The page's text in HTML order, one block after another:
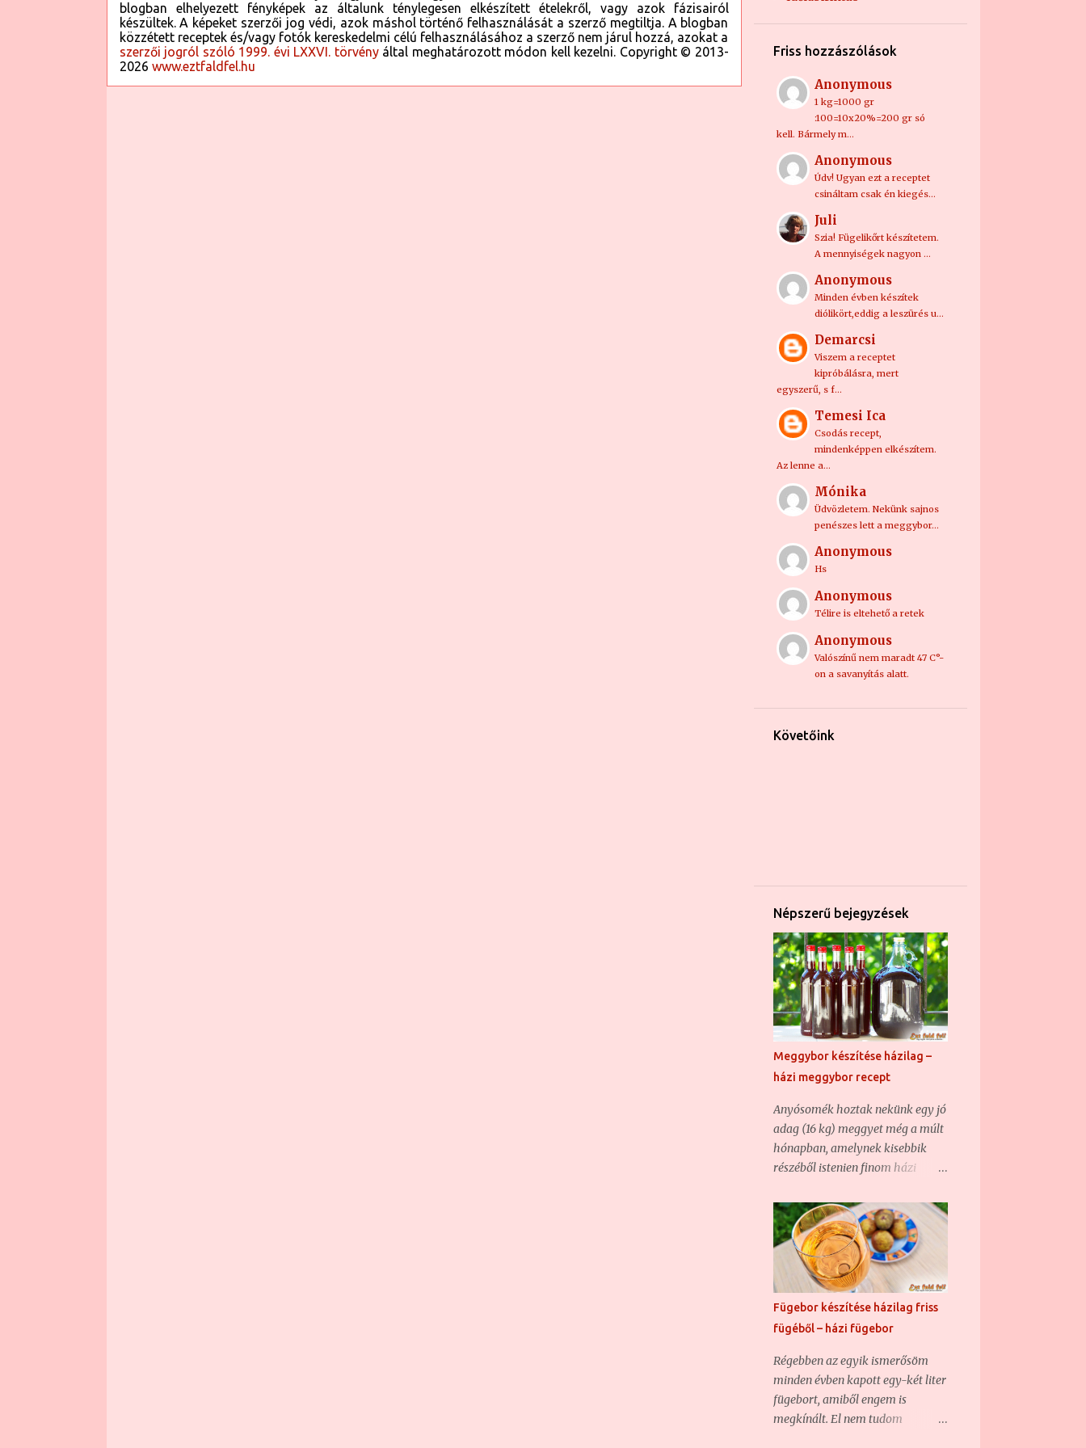
habanero, attól még nem lehet baj... kis híjján tüzet
fogtunk... 😂 Persze, most már vicces, mert készült
habanero nélkül is a kedvenc mártásomból. Aztán
készítettünk lecsót ismét, ami csak natúr, nincs
benne hagyma, sem olaj, mert azt frissen, akkor
blogban elhelyezett fényképek az általunk ténylegesen elkészített ételekről, vagy azok fázisairól
készültek. A képeket szerzői jog védi, azok máshol történő felhasználását a szerző megtiltja. A blogban
közzétett receptek és/vagy fotók kereskedelmi célú felhasználásához a szerző nem járul hozzá, azokat a
szerzői jogról szóló 1999. évi LXXVI. törvényáltal meghatározott módon kell kezelni. Copyright © 2013-
2026 www.eztfaldfel.hu
szeptember
augusztus
április
március
január
2022
december
november
1
2021
október
augusztus
május
2018
október
szeptember
augusztus
július
április
1
március
június
május
április
június
május
16
április
3
március
8
február
4
január
december
3
október
2
augusztus
8
július
június
május
11
április
február
4
2014
Friss hozzászólások
Anonymous
1 kg=1000 gr
:100=10x20%=200 gr só
kell. Bármely m…
Anonymous
Údv! Ugyan ezt a receptet
csináltam csak én kiegés…
Juli
Szia! Fügelikőrt készítetem.
A mennyiségek nagyon …
Anonymous
Minden évben készítek
diólikört,eddig a leszürés u…
Demarcsi
Viszem a receptet
kipróbálásra, mert
egyszerű, s f…
Temesi Ica
Csodás recept,
mindenképpen elkészítem.
Az lenne a…
Mónika
Üdvözletem. Nekünk sajnos
penészes lett a meggybor…
Anonymous
Hs
Anonymous
Télire is eltehető a retek
Anonymous
Valószínű nem maradt 47 C°-
on a savanyítás alatt.
Követőink
Népszerű bejegyzések
Meggybor készítése házilag –
házi meggybor recept
Anyósomék hoztak nekünk egy jó
adag (16 kg) meggyet még a múlt
hónapban, amelynek kisebbik
részéből istenien finom házi
feléből pedig a jelen poszt alanyát
képező házi meggybor. Aki
rendszeres olvasója a blognak, az
már bizonyára találkozott nem
egy házi borunkkal , hiszen ha
nem is túl sűrűn, de azért
rendszeresen kísérletezgetünk
borunk már volt, csak éppen
vadgyümölcsből készült (
Vadcseresznye-sajmeggy házi bor
– csemegebor ) . Most szintén egy
Fügebor készítése házilag friss
fügéből – házi fügebor
Régebben az egyik ismerősöm
minden évben kapott egy-két liter
fügebort, amiből engem is
megkínált. El nem tudom